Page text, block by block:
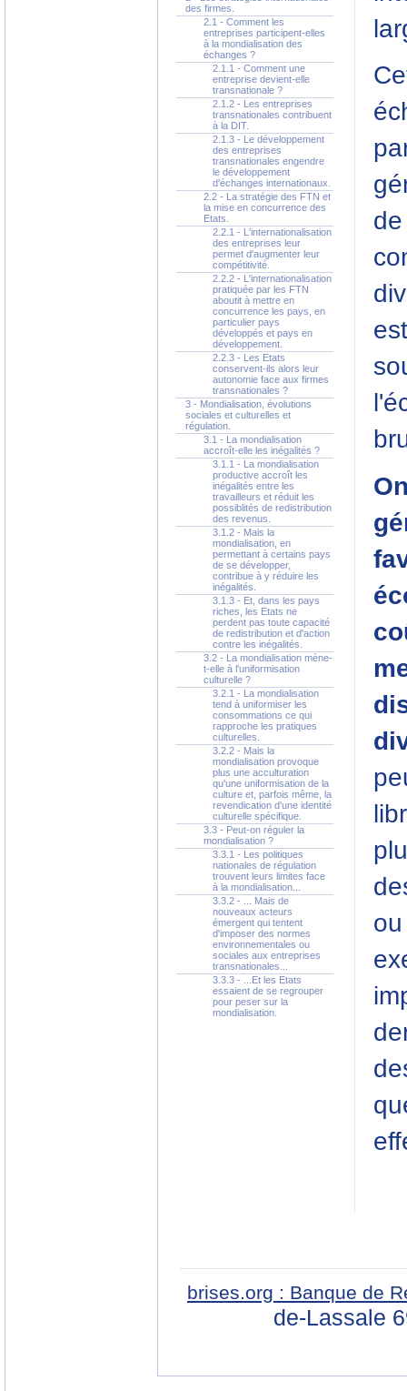
des firmes.
2.1 - Comment les
entreprises participent-elles
à la mondialisation des
échanges ?
2.1.1 - Comment une
entreprise devient-elle
transnationale ?
2.1.2 - Les entreprises
transnationales contribuent
à la DIT.
2.1.3 - Le développement
des entreprises
transnationales engendre
le développement
d'échanges internationaux.
2.2 - La stratégie des FTN et
la mise en concurrence des
Etats.
2.2.1 - L'internationalisation
des entreprises leur
permet d'augmenter leur
compétitivité.
2.2.2 - L'internationalisation
pratiquée par les FTN
aboutit à mettre en
concurrence les pays, en
particulier pays
développés et pays en
développement.
2.2.3 - Les Etats
conservent-ils alors leur
autonomie face aux firmes
transnationales ?
3 - Mondialisation, évolutions
sociales et culturelles et
régulation.
3.1 - La mondialisation
accroît-elle les inégalités ?
3.1.1 - La mondialisation
productive accroît les
inégalités entre les
travailleurs et réduit les
possiblités de redistribution
des revenus.
3.1.2 - Mais la
mondialisation, en
permettant à certains pays
de se développer,
contribue à y réduire les
inégalités.
3.1.3 - Et, dans les pays
riches, les Etats ne
perdent pas toute capacité
de redistribution et d'action
contre les inégalités.
3.2 - La mondialisation mène-
t-elle à l'uniformisation
culturelle ?
3.2.1 - La mondialisation
tend à uniformiser les
consommations ce qui
rapproche les pratiques
culturelles.
3.2.2 - Mais la
mondialisation provoque
plus une acculturation
qu'une uniformisation de la
culture et, parfois même, la
revendication d'une identité
culturelle spécifique.
3.3 - Peut-on réguler la
mondialisation ?
3.3.1 - Les politiques
nationales de régulation
trouvent leurs limites face
à la mondialisation...
3.3.2 - ... Mais de
nouveaux acteurs
émergent qui tentent
d'imposer des normes
environnementales ou
sociales aux entreprises
transnationales...
3.3.3 - ...Et les Etats
essaient de se regrouper
pour peser sur la
mondialisation.
brises.org : Banque de
de-Lassale